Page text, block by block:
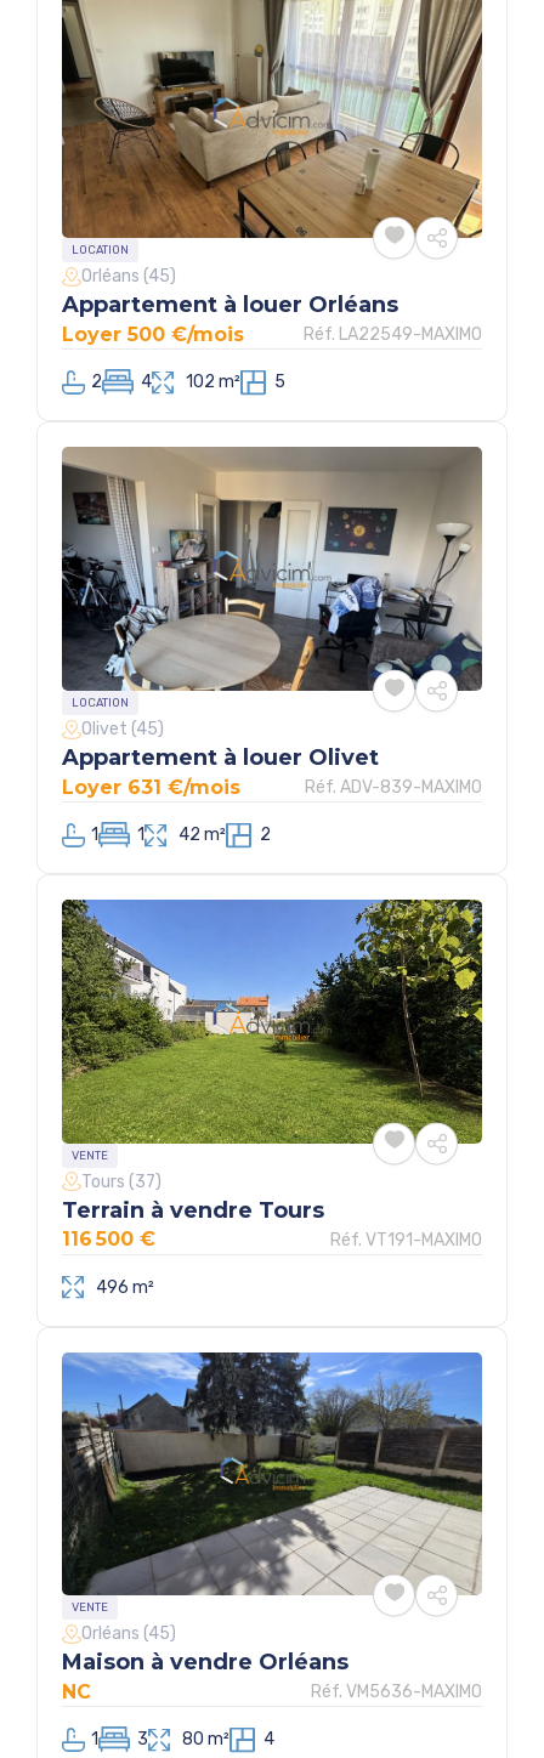
LOCATION
Réf. LA22549-MAXIMO
Orléans (45)
Appartement à louer Orléans
2 4 102 m² 5
Loyer 500 €/mois
LOCATION
Réf. ADV-839-MAXIMO
Olivet (45)
Appartement à louer Olivet
1 1 42 m² 2
Loyer 631 €/mois
VENTE
Réf. VT191-MAXIMO
Tours (37)
Terrain à vendre Tours
496 m²
116 500 €
VENTE
Réf. VM5636-MAXIMO
Orléans (45)
Maison à vendre Orléans
1 3 80 m² 4
NC